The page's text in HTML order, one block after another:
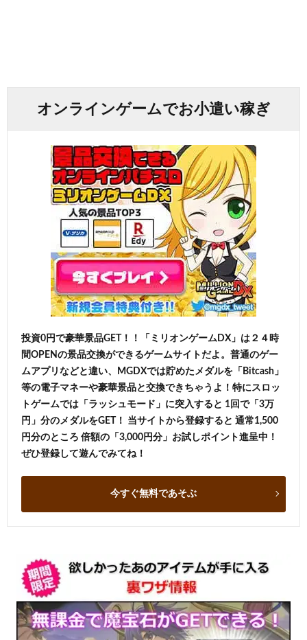
オンラインゲームでお小遣い稼ぎ
投資0円で豪華景品GET！！「ミリオンゲームDX」は２４時
間OPENの景品交換ができるゲームサイトだよ。普通のゲー
ムアプリなどと違い、MGDXでは貯めたメダルを「Bitcash」
等の電子マネーや豪華景品と交換できちゃうよ！特にスロッ
トゲームでは「ラッシュモード」に突入すると 1回で「3万
円」分のメダルをGET！ 当サイトから登録すると 通常1,500
円分のところ 倍額の「3,000円分」お試しポイント進呈中！
ぜひ登録して遊んでみてね！
今すぐ無料であそぶ